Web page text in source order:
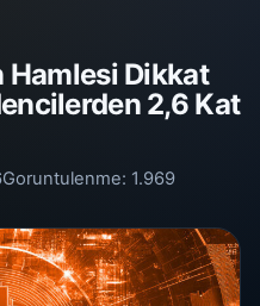
Hamlesi Dikkat
2,6 Kat
Goruntulenme: 1.969